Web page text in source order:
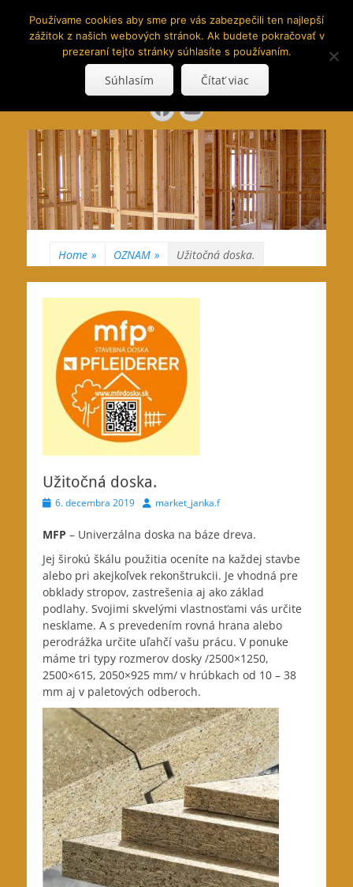
www.hranoly.sk
…kus prírody priamo k Vám
Search
Facebook
YouTube
Home » OZNAM » Užitočná doska.
Užitočná doska.
Posted
6. decembra 2019 Authormarket_janka.f
MFP – Univerzálna doska na báze dreva.
Jej širokú škálu použitia oceníte na každej stavbe
alebo pri akejkoľvek rekonštrukcii. Je vhodná pre
obklady stropov, zastrešenia aj ako základ
podlahy. Svojimi skvelými vlastnosťami vás určite
nesklame. A s prevedením rovná hrana alebo
perodrážka určite uľahčí vašu prácu. V ponuke
máme tri typy rozmerov dosky /2500×1250,
2500×615, 2050×925 mm/ v hrúbkach od 10 – 38
mm aj v paletových odberoch.
Používame cookies aby sme pre vás zabezpečili ten najlepší
zážitok z našich webových stránok. Ak budete pokračovať v
prezeraní tejto stránky súhlasíte s používaním.
Súhlasím Čítať viac